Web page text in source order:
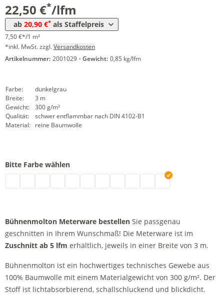
22,50 €*/lfm
ab 20,90 €* als Staffelpreis
7,50 €*/1 m²
*inkl. MwSt. zzgl.Versandkosten
Artikelnummer: 2001029 · Gewicht: 0,85 kg/lfm
Farbe:
dunkelgrau
Breite:
3 m
Gewicht:
300 g/m²
Qualität:
schwer entflammbar nach DIN 4102-B1
Material: reine Baumwolle
Bitte Farbe wählen
Bühnenmolton Meterware | bordeaux
Bühnenmolton Meterware | blau
Bühnenmolton Meterware |
Bühnenmolton Meterware |
Bühnenmolton Meterware |
Bühnenmolton
Bühnenmolton
Bühnenmolton Meterware bestellen Sie passgenau
geschnitten in Ihrem Wunschmaß! Die Meterware ist im
Zuschnitt ab 5 lfm erhältlich, jeweils in einer Breite von 3 m.
Bühnenmolton ist ein hochwertiges technisches Gewebe aus
100% Baumwolle mit einem Materialgewicht von 300 g/m². Der
Stoff ist lichtabsorbierend, schallschluckend und blickdicht.